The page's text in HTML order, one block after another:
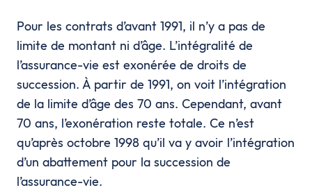
Pour les contrats d’avant 1991, il n’y a pas de
limite de montant ni d’âge. L’intégralité de
l’assurance-vie est exonérée de droits de
succession. À partir de 1991, on voit l’intégration
de la limite d’âge des 70 ans. Cependant, avant
70 ans, l’exonération reste totale. Ce n’est
qu’après octobre 1998 qu’il va y avoir l’intégration
d’un abattement pour la succession de
l’assurance-vie.